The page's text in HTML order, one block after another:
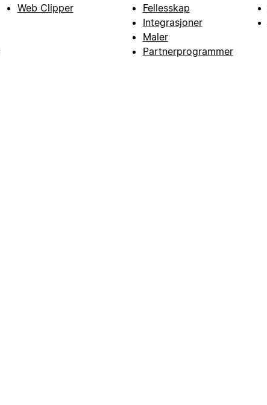
Web Clipper
Fellesskap
Integrasjoner
Maler
Partnerprogrammer